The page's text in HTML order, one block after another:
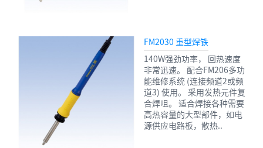
FM2030 重型焊铁
140W强劲功率， 回热速度
非常迅速。 配合FM206多功
能维修系统 (连接频道2或频
道3) 使用。 采用发热元件复
合焊咀。 适合焊接各种需要
高热容量的大型部件，如电
源供应电路板，散热..